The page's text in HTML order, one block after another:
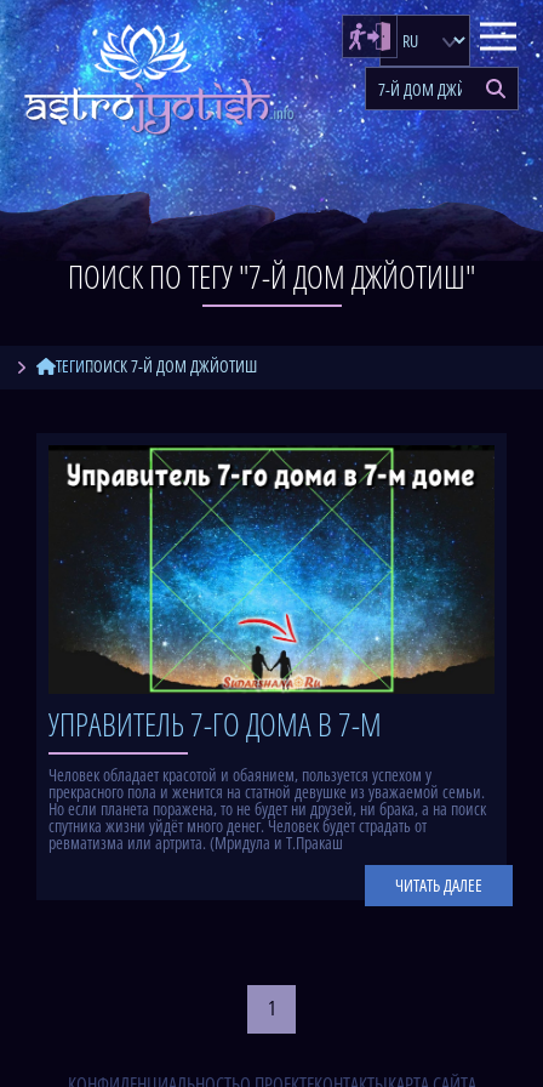
ПОИСК ПО ТЕГУ "7-Й ДОМ ДЖЙОТИШ"
ТЕГИПОИСК 7-Й ДОМ ДЖЙОТИШ
УПРАВИТЕЛЬ 7-ГО ДОМА В 7-М
Человек обладает красотой и обаянием, пользуется успехом у
прекрасного пола и женится на статной девушке из уважаемой семьи.
Но если планета поражена, то не будет ни друзей, ни брака, а на поиск
спутника жизни уйдёт много денег. Человек будет страдать от
ревматизма или артрита. (Мридула и Т.Пракаш
ЧИТАТЬ ДАЛЕЕ
1